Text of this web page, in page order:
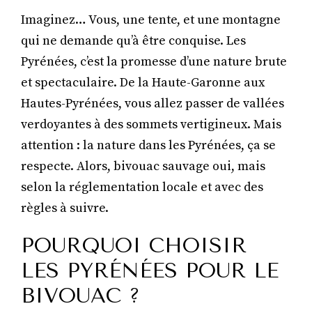
Imaginez… Vous, une tente, et une montagne
qui ne demande qu’à être conquise. Les
Pyrénées, c’est la promesse d’une nature brute
et spectaculaire. De la Haute-Garonne aux
Hautes-Pyrénées, vous allez passer de vallées
verdoyantes à des sommets vertigineux. Mais
attention : la nature dans les Pyrénées, ça se
respecte. Alors, bivouac sauvage oui, mais
selon la réglementation locale et avec des
règles à suivre.
POURQUOI CHOISIR
LES PYRÉNÉES POUR LE
BIVOUAC ?